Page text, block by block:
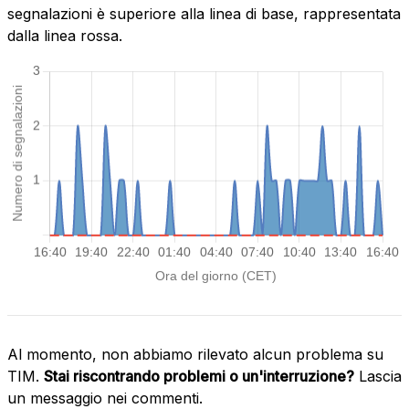
segnalazioni è superiore alla linea di base, rappresentata
dalla linea rossa.
Al momento, non abbiamo rilevato alcun problema su
TIM. Stai riscontrando problemi o un'interruzione? Lascia
un messaggio nei commenti.